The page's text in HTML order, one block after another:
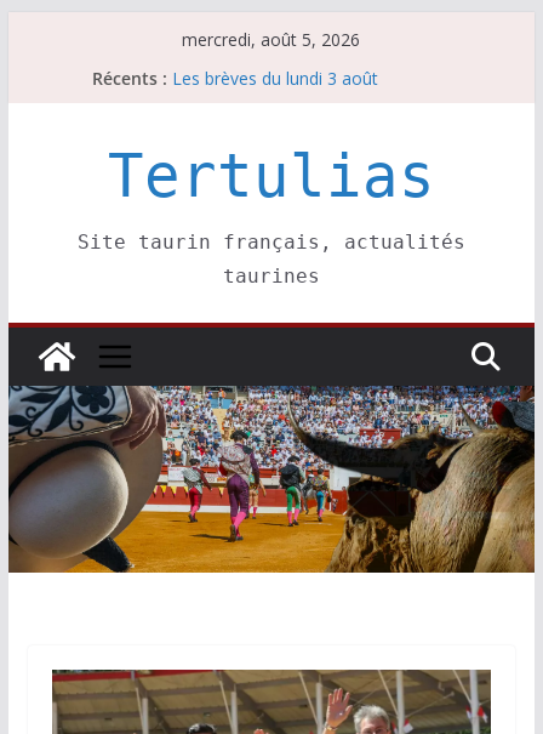
mercredi, août 5, 2026
Récents : Les brèves du lundi 3 août
Les brèves du mardi 4 août
La Sokamuturra de Pasai Donibane
Tertulias
Site taurin français, actualités
taurines